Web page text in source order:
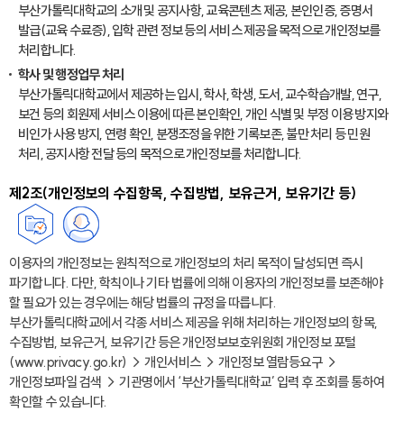
부산가톨릭대학교의 소개 및 공지사항, 교육콘텐츠 제공, 본인인증, 증명서
발급(교육 수료증), 입학 관련 정보 등의 서비스 제공을 목적으로 개인정보를
처리합니다.
학사 및 행정업무 처리
부산가톨릭대학교에서 제공하는 입시, 학사, 학생, 도서, 교수학습개발, 연구,
보건 등의 회원제 서비스 이용에 따른 본인확인, 개인 식별 및 부정 이용 방지와
비인가 사용 방지, 연령 확인, 분쟁조정을 위한 기록보존, 불만 처리 등 민원
처리, 공지사항 전달 등의 목적으로 개인정보를 처리합니다.
제2조(개인정보의 수집항목, 수집방법, 보유근거, 보유기간 등)
이용자의 개인정보는 원칙적으로 개인정보의 처리 목적이 달성되면 즉시
파기합니다. 다만, 학칙이나 기타 법률에 의해 이용자의 개인정보를 보존해야
할 필요가 있는 경우에는 해당 법률의 규정을 따릅니다.
부산가톨릭대학교에서 각종 서비스 제공을 위해 처리하는 개인정보의 항목,
수집방법, 보유근거, 보유기간 등은 개인정보보호위원회 개인정보 포털
(www.privacy.go.kr) → 개인서비스 → 개인정보 열람등요구 →
개인정보파일 검색 → 기관명에서 ‘부산가톨릭대학교’ 입력 후 조회를 통하여
확인할 수 있습니다.